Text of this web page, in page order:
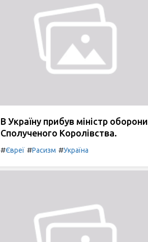
В Україну прибув міністр оборони
Сполученого Королівства.
#Євреї #Расизм #Україна